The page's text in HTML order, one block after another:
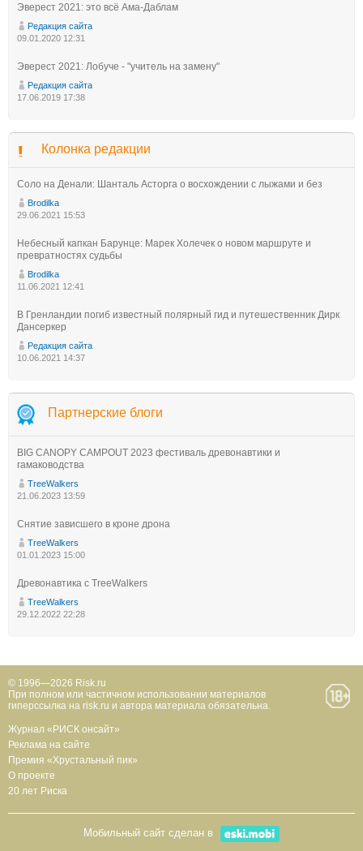
Эверест 2021: это всё Ама-Даблам
Редакция сайта
09.01.2020 12:31
Эверест 2021: Лобуче - "учитель на замену"
Редакция сайта
17.06.2019 17:38
Колонка редакции
Соло на Денали: Шанталь Асторга о восхождении с лыжами и без
Brodilka
29.06.2021 15:53
Небесный капкан Барунце: Марек Холечек о новом маршруте и
превратностях судьбы
Brodilka
11.06.2021 12:41
В Гренландии погиб известный полярный гид и путешественник Дирк
Дансеркер
Редакция сайта
10.06.2021 14:37
Партнерские блоги
BIG CANOPY CAMPOUT 2023 фестиваль древонавтики и
гамаководства
TreeWalkers
21.06.2023 13:59
Снятие зависшего в кроне дрона
TreeWalkers
01.01.2023 15:00
Древонавтика с TreeWalkers
TreeWalkers
29.12.2022 22:28
© 1996—2026 Risk.ru
При полном или частичном использовании материалов
гиперссылка на risk.ru и автора материала обязательна.
Журнал «РИСК онсайт»
Реклама на сайте
Премия «Хрустальный пик»
О проекте
20 лет Риска
Мобильный сайт сделан в